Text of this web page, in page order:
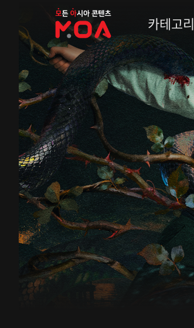
MOA
카테고리